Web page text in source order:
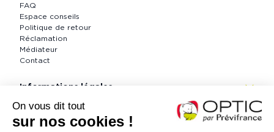
FAQ
Espace conseils
Politique de retour
Réclamation
Médiateur
Contact
Informations légales
CGV
Politique de confidentialité